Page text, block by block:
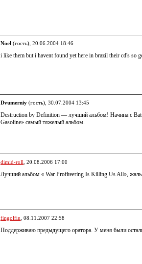
Noel (гость), 20.06.2004 18:46
i like them but i havent found yet here in brazil their cd's so
Dvumerniy (гость), 30.07.2004 13:45
Destruction by Definition — лучший альбом! Начина с
Gasoline» самый тяжелый альбом.
dimid-roll , 20.08.2006 17:00
Лучший альбом « War Profiteering Is Killing Us All»,
fingolfin , 08.11.2007 22:58
Поддерживаю предыдущего оратора. У меня были